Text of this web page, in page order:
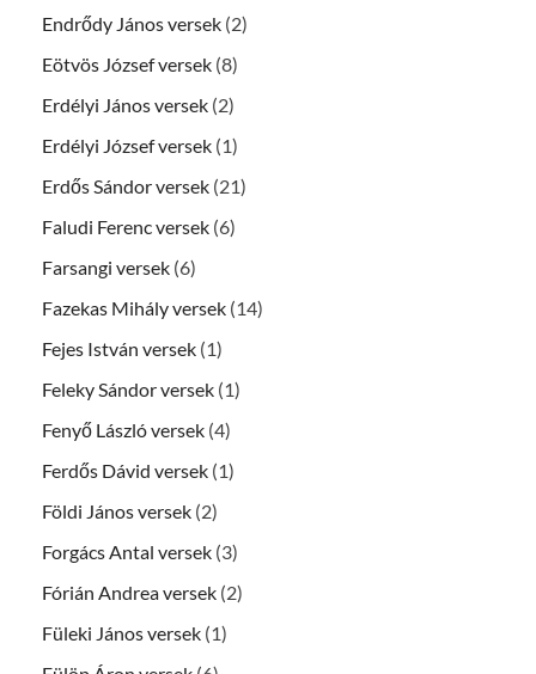
Endrődy János versek (2)
Eötvös József versek (8)
Erdélyi János versek (2)
Erdélyi József versek (1)
Erdős Sándor versek (21)
Faludi Ferenc versek (6)
Farsangi versek (6)
Fazekas Mihály versek (14)
Fejes István versek (1)
Feleky Sándor versek (1)
Fenyő László versek (4)
Ferdős Dávid versek (1)
Földi János versek (2)
Forgács Antal versek (3)
Fórián Andrea versek (2)
Füleki János versek (1)